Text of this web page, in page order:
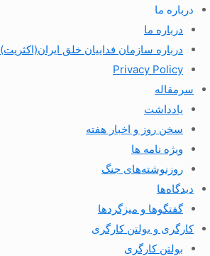
درباره ما
درباره ما
درباره سازمان فداییان خلق ایران(اکثریت)
Privacy Policy
سرمقاله
یادداشت
سخن روز و اخبار هفته
ویژه نامه ها
روزنوشته‌های جنگ
دیدگاه‌ها
گفتگوها و میزگردها
کارگری و بولتن کارگری
بولتن کارگری